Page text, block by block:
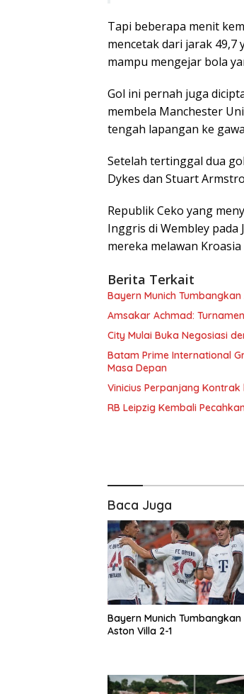
Tapi beberapa menit
mencetak dari jarak 49,7
mampu mengejar bola
Gol ini pernah juga
membela Manchester
tengah lapangan ke
Setelah tertinggal dua
Dykes dan Stuart
Republik Ceko yang
Inggris di Wembley
mereka melawan Kroasia
Berita Terkait
Bayern Munich Tumbangkan
Amsakar Achmad:
City Mulai Buka Negosiasi
Batam Prime International
Masa Depan
Vinicius Perpanjang
RB Leipzig Kembali
Baca Juga
Bayern Munich Tumbangkan
Aston Villa 2-1